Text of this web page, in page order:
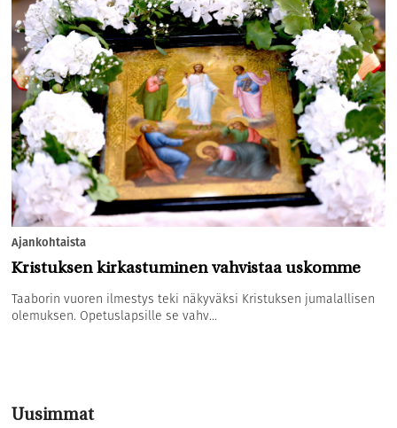
Ajankohtaista
Kristuksen kirkastuminen vahvistaa uskomme
Taaborin vuoren ilmestys teki näkyväksi Kristuksen jumalallisen
olemuksen. Opetuslapsille se vahv...
Uusimmat